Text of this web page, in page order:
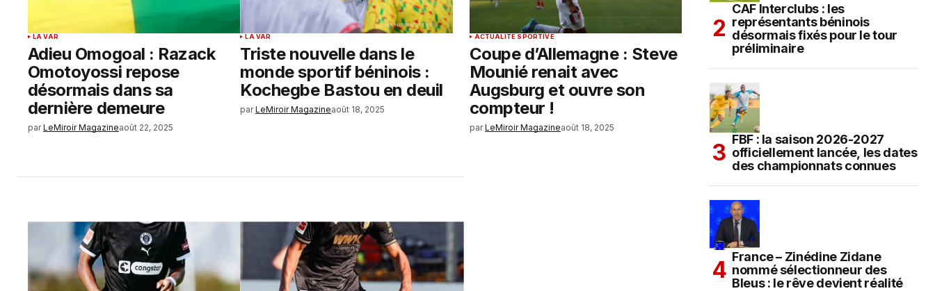
LA VAR
Adieu Omogoal : Razack
Omotoyossi repose
désormais dans sa
dernière demeure
par LeMiroir Magazineaoût 22, 2025
LA VAR
Triste nouvelle dans le
monde sportif béninois :
Kochegbe Bastou en deuil
par LeMiroir Magazineaoût 18, 2025
ACTUALITÉ SPORTIVE
Coupe d’Allemagne : Steve
Mounié renait avec
Augsburg et ouvre son
compteur !
par LeMiroir Magazineaoût 18, 2025
CAF Interclubs : les
représentants béninois
désormais fixés pour le tour
préliminaire
FBF : la saison 2026-2027
officiellement lancée, les dates
des championnats connues
France – Zinédine Zidane
nommé sélectionneur des
Bleus : le rêve devient réalité